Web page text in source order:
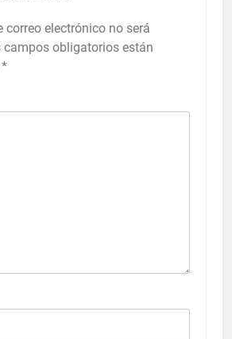
correo electrónico no será
campos obligatorios están
*